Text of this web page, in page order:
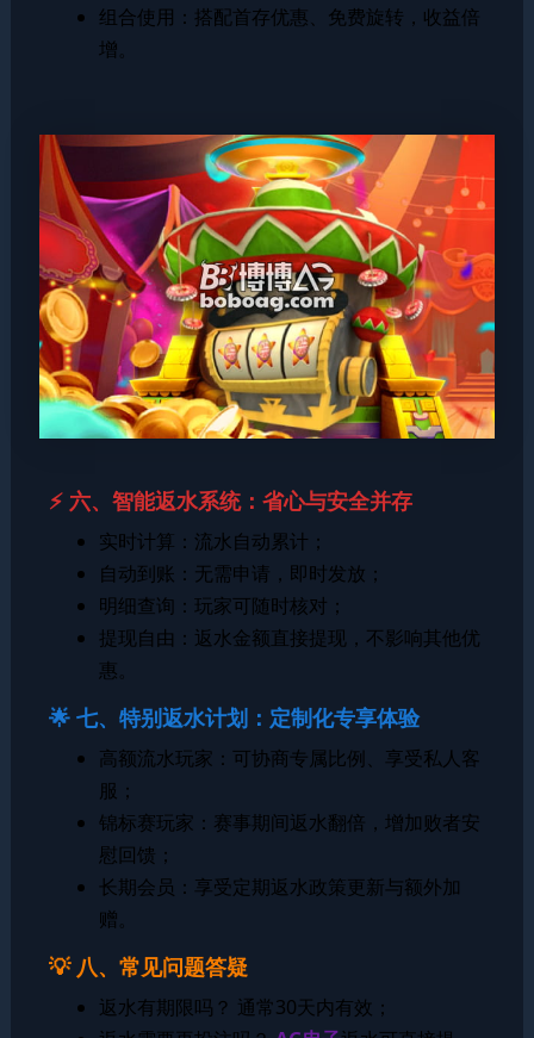
组合使用：搭配首存优惠、免费旋转，收益倍
增。
⚡ 六、智能返水系统：省心与安全并存
实时计算：流水自动累计；
自动到账：无需申请，即时发放；
明细查询：玩家可随时核对；
提现自由：返水金额直接提现，不影响其他优
惠。
🌟 七、特别返水计划：定制化专享体验
高额流水玩家：可协商专属比例、享受私人客
服；
锦标赛玩家：赛事期间返水翻倍，增加败者安
慰回馈；
长期会员：享受定期返水政策更新与额外加
赠。
💡 八、常见问题答疑
返水有期限吗？ 通常30天内有效；